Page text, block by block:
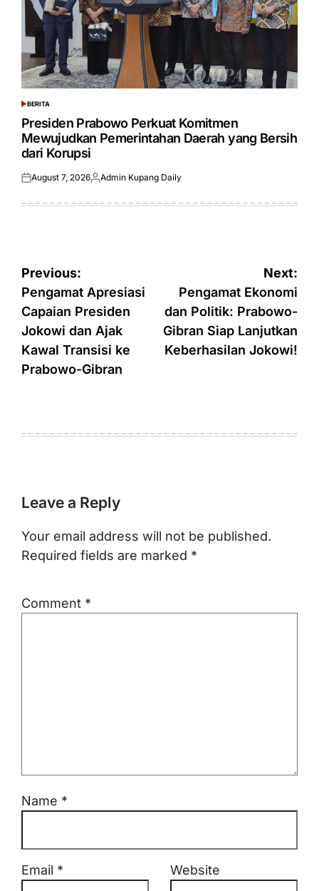
POSTED
IN
BERITA
Presiden Prabowo Perkuat Komitmen
Mewujudkan Pemerintahan Daerah yang Bersih
dari Korupsi
Posted
August 7, 2026Posted
Admin Kupang Daily
Post
navigation
Previous:
Pengamat Apresiasi
Capaian Presiden
Jokowi dan Ajak
Kawal Transisi ke
Prabowo-Gibran
Next:
Pengamat Ekonomi
dan Politik: Prabowo-
Gibran Siap Lanjutkan
Keberhasilan Jokowi!
Leave a Reply
Your email address will not be published.
Required fields are marked *
Comment *
Name *
Email * Website